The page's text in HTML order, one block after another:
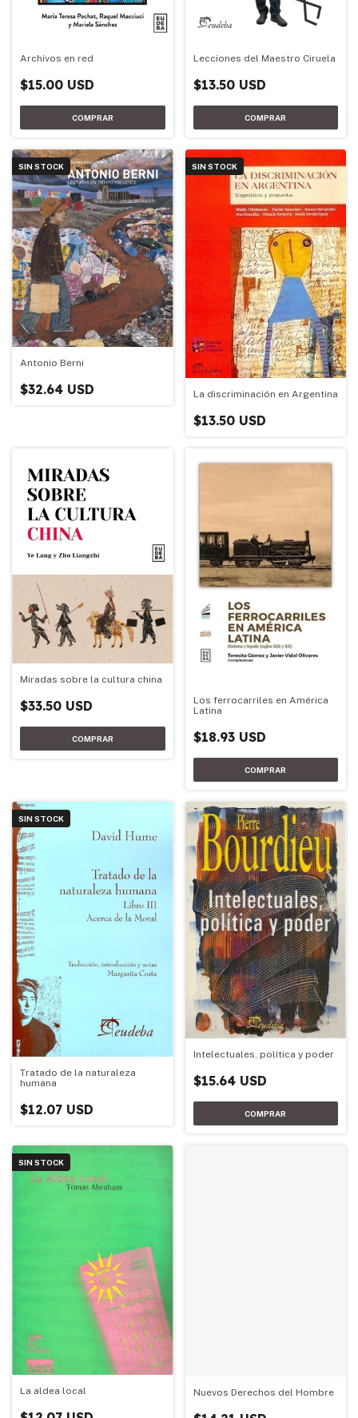
Archivos en red
$15.00 USD
Lecciones del Maestro Ciruela
$13.50 USD
SIN STOCK
Antonio Berni
$32.64 USD
SIN STOCK
La discriminación en Argentina
$13.50 USD
Miradas sobre la cultura china
$33.50 USD
Los ferrocarriles en América
Latina
$18.93 USD
SIN STOCK
Tratado de la naturaleza
humana
$12.07 USD
Intelectuales, política y poder
$15.64 USD
SIN STOCK
La aldea local Nuevos Derechos del Hombre